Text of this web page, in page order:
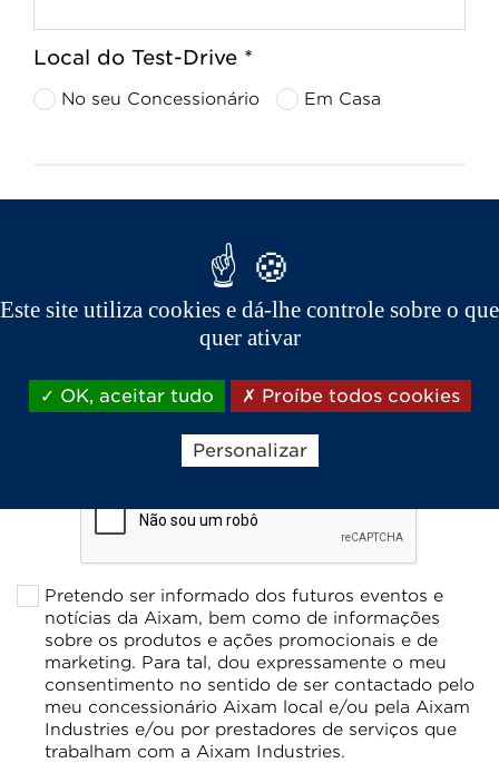
Local do Test-Drive *
No seu Concessionário Em Casa
próximo da minha área de
Código Postal *
Pretendo ser informado dos futuros eventos e
notícias da Aixam, bem como de informações
sobre os produtos e ações promocionais e de
marketing. Para tal, dou expressamente o meu
consentimento no sentido de ser contactado pelo
meu concessionário Aixam local e/ou pela Aixam
Industries e/ou por prestadores de serviços que
trabalham com a Aixam Industries.
Este site utiliza cookies e dá-lhe controle sobre o que
quer ativar
OK, aceitar tudo Proíbe todos cookies
Personalizar